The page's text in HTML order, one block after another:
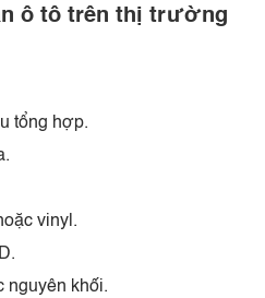
ô tô trên thị trường
tổng hợp.
vinyl.
nguyên khối.